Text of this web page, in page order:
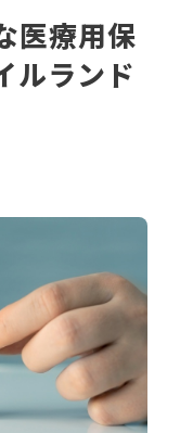
医療用保
ルランド